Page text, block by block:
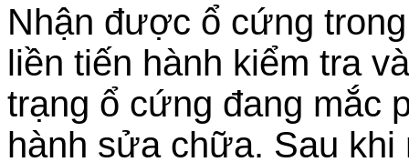
Nhận được ổ cứng
liền tiến hành kiểm tra
trạng ổ cứng đang mắc
hành sửa chữa. Sau